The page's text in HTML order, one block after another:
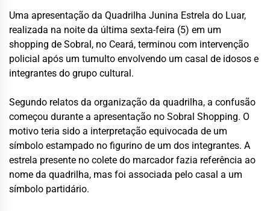
Uma apresentação da Quadrilha Junina Estrela do Luar,
realizada na noite da última sexta-feira (5) em um
shopping de Sobral, no Ceará, terminou com intervenção
policial após um tumulto envolvendo um casal de idosos e
integrantes do grupo cultural.
Segundo relatos da organização da quadrilha, a confusão
começou durante a apresentação no Sobral Shopping. O
motivo teria sido a interpretação equivocada de um
símbolo estampado no figurino de um dos integrantes. A
estrela presente no colete do marcador fazia referência ao
nome da quadrilha, mas foi associada pelo casal a um
símbolo partidário.